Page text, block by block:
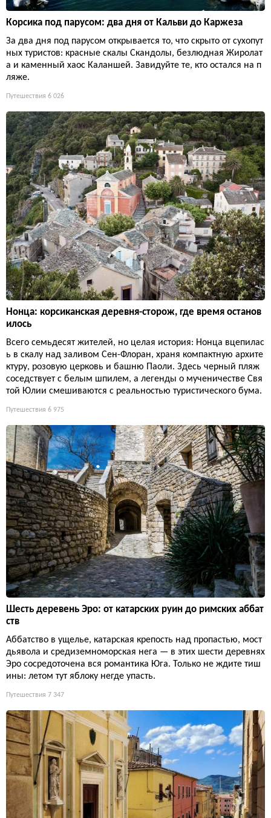
Корсика под парусом: два дня от Кальви до Каржеза
За два дня под парусом открывается то, что скрыто от сухопут
ных туристов: красные скалы Скандолы, безлюдная Жиролат
а и каменный хаос Каланшей. Завидуйте те, кто остался на п
ляже.
Путешествия 6 026
Нонца: корсиканская деревня-сторож, где время останов
илось
Всего семьдесят жителей, но целая история: Нонца вцепилас
ь в скалу над заливом Сен-Флоран, храня компактную архите
ктуру, розовую церковь и башню Паоли. Здесь черный пляж
соседствует с белым шпилем, а легенды о мученичестве Свя
той Юлии смешиваются с реальностью туристического бума.
Путешествия 6 975
Шесть деревень Эро: от катарских руин до римских аббат
ств
Аббатство в ущелье, катарская крепость над пропастью, мост
дьявола и средиземноморская нега — в этих шести деревнях
Эро сосредоточена вся романтика Юга. Только не ждите тиш
ины: летом тут яблоку негде упасть.
Путешествия 7 347